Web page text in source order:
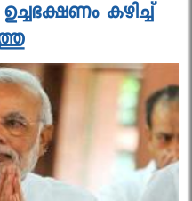
ഉച്ചഭക്ഷണം കഴിച്ച്